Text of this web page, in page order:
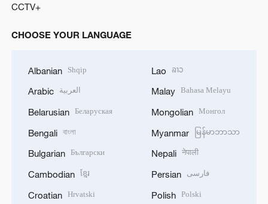
CCTV+
CHOOSE YOUR LANGUAGE
Albanian Shqip
Arabic العربية
Belarusian Беларуская
Bengali বাংলা
Bulgarian Български
Cambodian ខ្មែរ
Croatian Hrvatski
Lao ລາວ
Malay Bahasa Melayu
Mongolian Монгол
Myanmar မြန်မာဘာသာ
Nepali नेपाली
Persian فارسی
Polish Polski